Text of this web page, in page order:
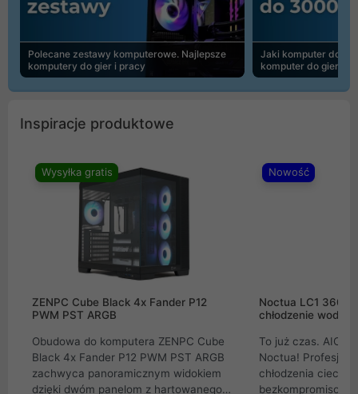
Polecane zestawy komputerowe. Najlepsze
komputery do gier i pracy
Jaki komputer do
komputer do gier |
Inspiracje produktowe
Wysyłka gratis
ZENPC Cube Black 4x Fander P12
PWM PST ARGB
Obudowa do komputera ZENPC Cube
Black 4x Fander P12 PWM PST ARGB
zachwyca panoramicznym widokiem
dzięki dwóm panelom z hartowanego
Nowość
Noctua LC1
chłodzenie wodne
To już czas. AIO
Noctua!
chłodzenia cieczą